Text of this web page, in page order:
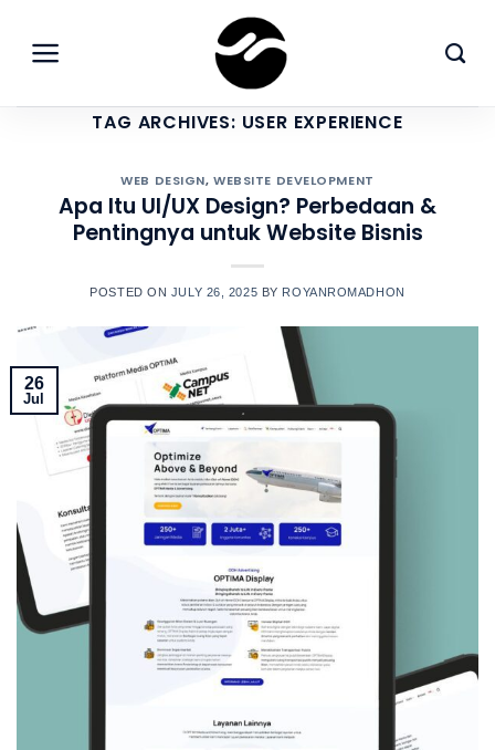
content
TAG ARCHIVES: USER EXPERIENCE
WEB DESIGN,WEBSITE DEVELOPMENT
Apa Itu UI/UX Design? Perbedaan &
Pentingnya untuk Website Bisnis
POSTED ON JULY 26, 2025 BY ROYANROMADHON
26
Jul